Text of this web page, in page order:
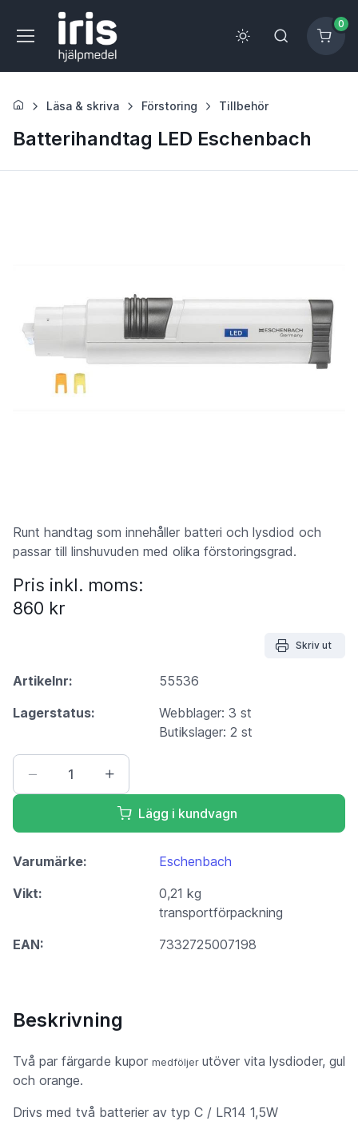
0
Läsa & skriva Förstoring Tillbehör
Batterihandtag LED Eschenbach
Runt handtag som innehåller batteri och lysdiod och
passar till linshuvuden med olika förstoringsgrad.
Pris inkl. moms:
860 kr
Skriv ut
Artikelnr:
55536
Lagerstatus:
Webblager: 3 st
Butikslager: 2 st
Lägg i kundvagn
Varumärke:
Eschenbach
Vikt:
0,21 kg
transportförpackning
EAN:
7332725007198
Beskrivning
Två par färgarde kupor medföljer utöver vita lysdioder, gul
och orange.
Drivs med två batterier av typ C / LR14 1,5W